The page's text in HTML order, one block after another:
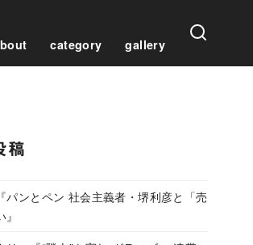
category gallery
稿
パンとペン 社会主義者・堺利彦と「売